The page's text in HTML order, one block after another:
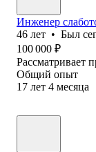
Инженер
46 лет • Был
100 000 ₽
Рассматривает
Общий опыт
17 лет 4 месяца